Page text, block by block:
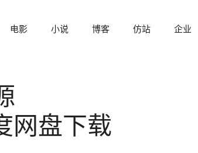
电影 小说 博客 仿站 企业
网盘下载